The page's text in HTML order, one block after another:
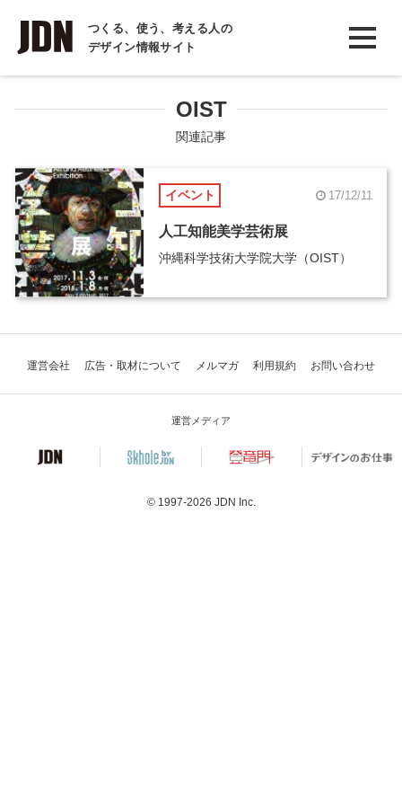
つくる、使う、考える人の
デザイン情報サイト
INTERVIEW
インタビュー
COLUMN
コラム
OIST
関連記事
イベント 17/12/11
人工知能美学芸術展
沖縄科学技術大学院大学（OIST）
運営会社 広告・取材について メルマガ 利用規約 お問い合わせ
運営メディア
© 1997-2026 JDN Inc.